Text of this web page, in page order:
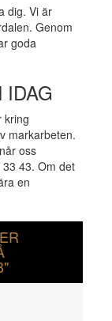
dig. Vi är
Genom
goda
IDAG
kring
markarbeten.
oss
43. Om det
en